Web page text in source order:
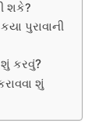
શકે?
પુરાવાની
શું કરવું?
શું